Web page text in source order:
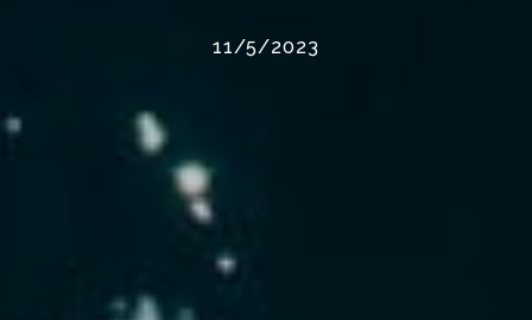
11/5/2023